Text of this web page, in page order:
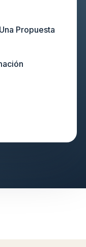
Propuesta